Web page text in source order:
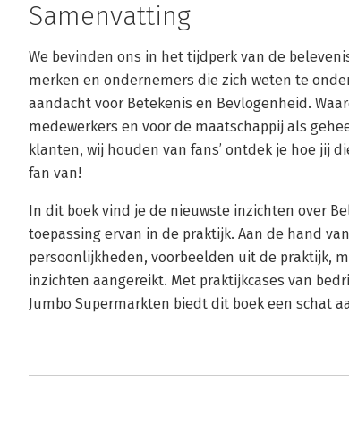
Samenvatting
We bevinden ons in het tijdperk van de
merken en ondernemers die zich weten te
aandacht voor Betekenis en Bevlogenheid.
medewerkers en voor de maatschappij als
klanten, wij houden van fans’ ontdek je hoe jij
fan van!
In dit boek vind je de nieuwste inzichten over
toepassing ervan in de praktijk. Aan de hand
persoonlijkheden, voorbeelden uit de praktijk,
inzichten aangereikt. Met praktijkcases van
Jumbo Supermarkten biedt dit boek een schat